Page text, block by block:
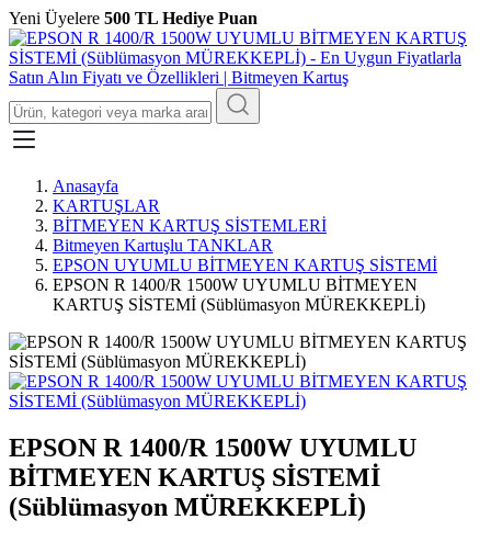
Yeni Üyelere 500 TL Hediye Puan
Anasayfa
KARTUŞLAR
BİTMEYEN KARTUŞ SİSTEMLERİ
Bitmeyen Kartuşlu TANKLAR
EPSON UYUMLU BİTMEYEN KARTUŞ SİSTEMİ
EPSON R 1400/R 1500W UYUMLU BİTMEYEN
KARTUŞ SİSTEMİ (Süblümasyon MÜREKKEPLİ)
EPSON R 1400/R 1500W UYUMLU
BİTMEYEN KARTUŞ SİSTEMİ
(Süblümasyon MÜREKKEPLİ)